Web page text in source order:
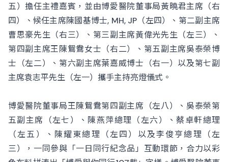
五）擔任主禮嘉賓，並由博愛醫院董事局黃曉君主席（右
四）、候任主席陳國基博士, MH, JP（左四）、第二副主席
曹思豪先生（右三）、第三副主席黃偉光先生（左三）、
第四副主席王陳鴛鴦女士（右二）、第五副主席吳泰榮博
士（左二）、第六副主席葉嘉威博士（右一）以及第七副
主席袁志平先生（左一）攜手主持亮燈儀式。
博愛醫院董事局王陳鴛鴦第四副主席（左八）、吳泰榮第
五副主席（左七）、陳燕萍總理（左六）、蔡卓軒總理
（左五）、陳耀東總理（左四）以及李俊亨總理（左
三），一同參與「一日同行紀念品」互動環節，合力以彩